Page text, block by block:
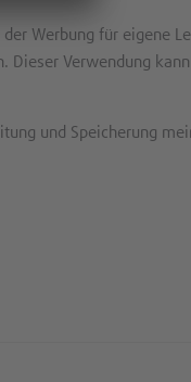
Werbung für eigene
Dieser Verwendung
und Speicherung